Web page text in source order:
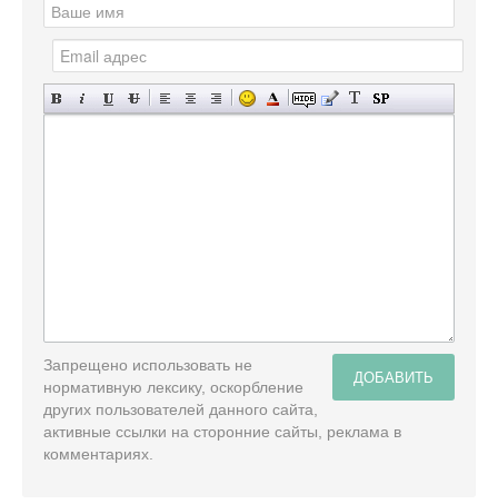
ДОБАВИТЬ
Запрещено использовать не
нормативную лексику, оскорбление
других пользователей данного сайта,
активные ссылки на сторонние сайты, реклама в
комментариях.